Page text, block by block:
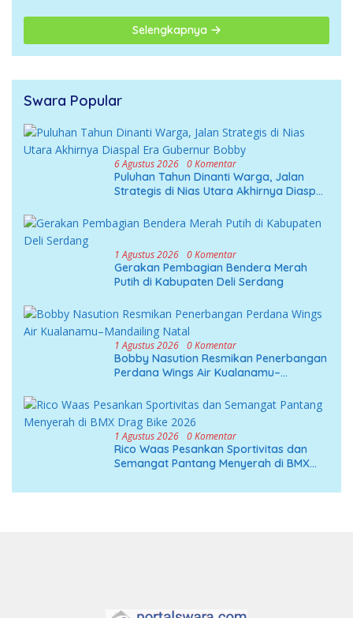
Selengkapnya
Swara Popular
6 Agustus 2026 0 Komentar
Puluhan Tahun Dinanti Warga, Jalan
Strategis di Nias Utara Akhirnya Diaspal
1 Agustus 2026 0 Komentar
Gerakan Pembagian Bendera Merah
Putih di Kabupaten Deli Serdang
1 Agustus 2026 0 Komentar
Bobby Nasution Resmikan Penerbangan
Perdana Wings Air Kualanamu–
1 Agustus 2026 0 Komentar
Rico Waas Pesankan Sportivitas dan
Semangat Pantang Menyerah di BMX